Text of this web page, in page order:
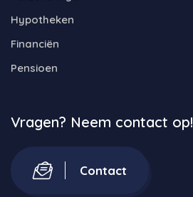
Hypotheken
Financiën
Pensioen
Vragen? Neem contact op!
Contact